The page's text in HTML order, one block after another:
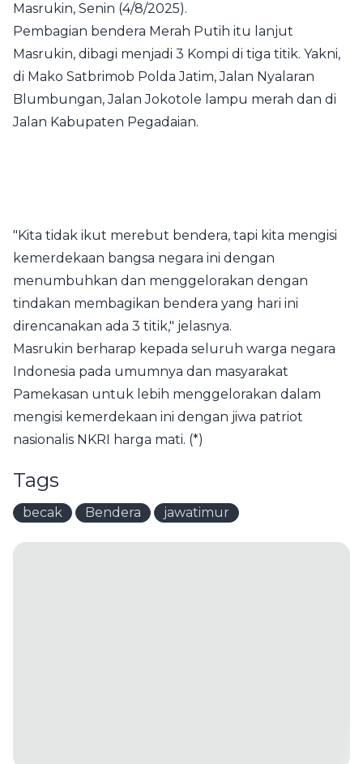
Masrukin, Senin (4/8/2025).
Pembagian bendera Merah Putih itu lanjut
Masrukin, dibagi menjadi 3 Kompi di tiga titik. Yakni,
di Mako Satbrimob Polda Jatim, Jalan Nyalaran
Blumbungan, Jalan Jokotole lampu merah dan di
Jalan Kabupaten Pegadaian.
"Kita tidak ikut merebut bendera, tapi kita mengisi
kemerdekaan bangsa negara ini dengan
menumbuhkan dan menggelorakan dengan
tindakan membagikan bendera yang hari ini
direncanakan ada 3 titik," jelasnya.
Masrukin berharap kepada seluruh warga negara
Indonesia pada umumnya dan masyarakat
Pamekasan untuk lebih menggelorakan dalam
mengisi kemerdekaan ini dengan jiwa patriot
nasionalis NKRI harga mati. (*)
Tags
becak Bendera jawatimur